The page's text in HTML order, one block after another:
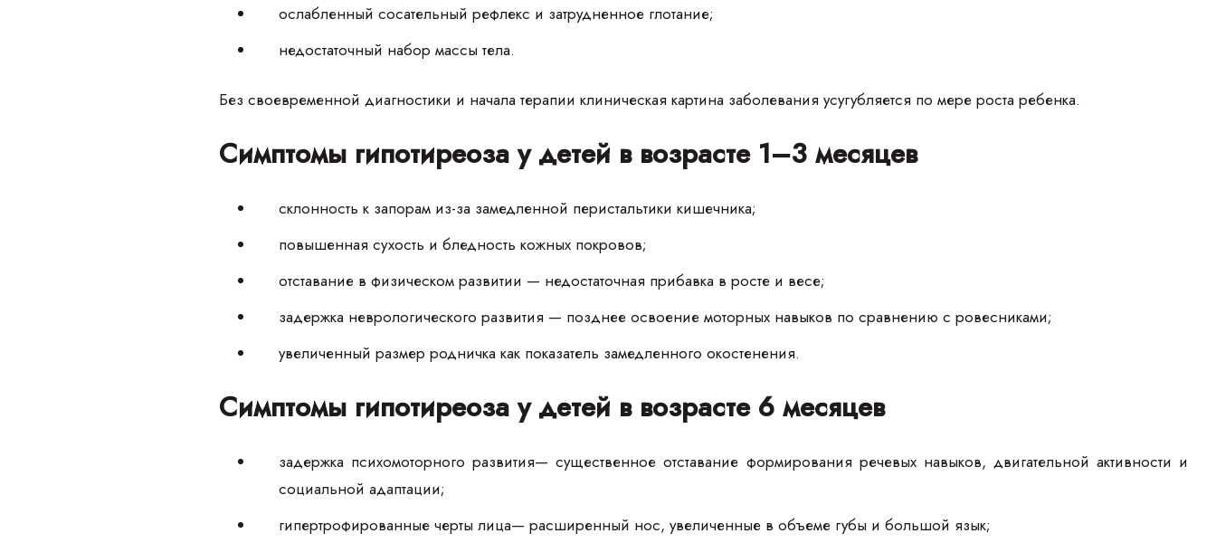
ослабленный сосательный рефлекс и затрудненное глотание;
недостаточный набор массы тела.
Без своевременной диагностики и начала терапии клиническая картина заболевания усугубляется по мере роста ребенка.
Симптомы гипотиреоза у детей в возрасте 1–3 месяцев
склонность к запорам из-за замедленной перистальтики кишечника;
повышенная сухость и бледность кожных покровов;
отставание в физическом развитии — недостаточная прибавка в росте и весе;
задержка неврологического развития — позднее освоение моторных навыков по сравнению с ровесниками;
увеличенный размер родничка как показатель замедленного окостенения.
Симптомы гипотиреоза у детей в возрасте 6 месяцев
задержка психомоторного развития— существенное отставание формирования речевых навыков, двигательной активности и
социальной адаптации;
гипертрофированные черты лица— расширенный нос, увеличенные в объеме губы и большой язык;